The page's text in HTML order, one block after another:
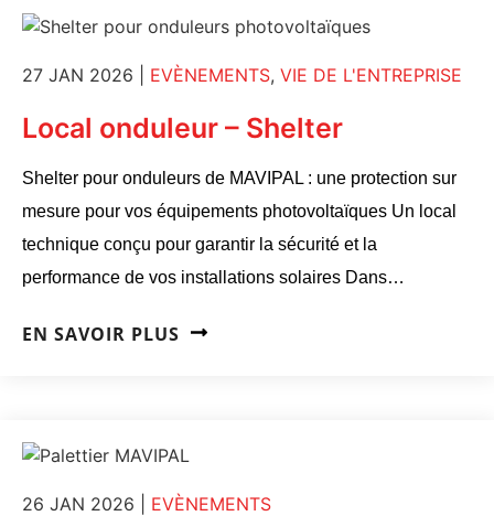
27 JAN 2026 EVÈNEMENTS, VIE DE L'ENTREPRISE
Local onduleur – Shelter
Shelter pour onduleurs de MAVIPAL : une protection sur
mesure pour vos équipements photovoltaïques Un local
technique conçu pour garantir la sécurité et la
performance de vos installations solaires Dans…
EN SAVOIR PLUS
26 JAN 2026 EVÈNEMENTS